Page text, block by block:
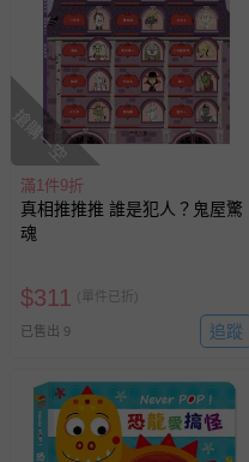
搶購一空
滿1件9折
真相推推推 誰是犯人？鬼屋驚
魂
$311 (單件已折)
已售出 9 追蹤